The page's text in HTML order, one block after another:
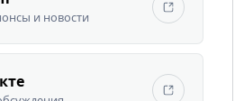
и новости